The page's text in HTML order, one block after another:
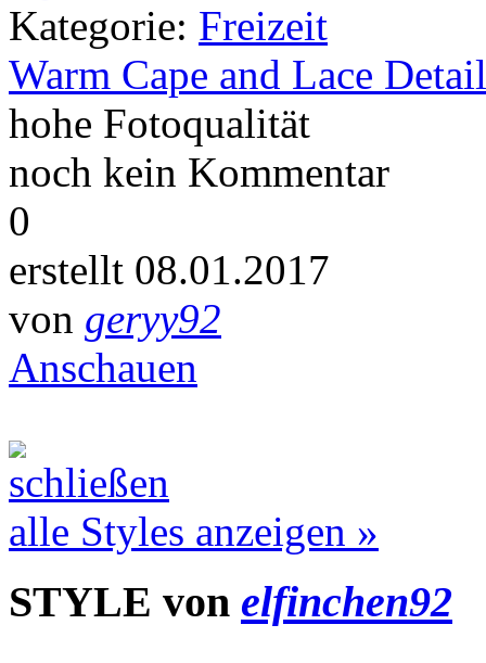
Kategorie: Freizeit
Warm Cape and Lace
hohe Fotoqualität
noch kein Kommentar
0
erstellt 08.01.2017
von geryy92
Anschauen
alle Styles anzeigen »
STYLE von elfinchen92